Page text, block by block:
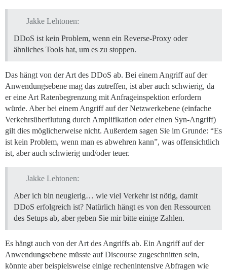
Jakke Lehtonen:
DDoS ist kein Problem, wenn ein Reverse-Proxy oder
ähnliches Tools hat, um es zu stoppen.
Das hängt von der Art des DDoS ab. Bei einem Angriff auf der
Anwendungsebene mag das zutreffen, ist aber auch schwierig, da
er eine Art Ratenbegrenzung mit Anfrageinspektion erfordern
würde. Aber bei einem Angriff auf der Netzwerkebene (einfache
Verkehrsüberflutung durch Amplifikation oder einen Syn-Angriff)
gilt dies möglicherweise nicht. Außerdem sagen Sie im Grunde: “Es
ist kein Problem, wenn man es abwehren kann”, was offensichtlich
ist, aber auch schwierig und/oder teuer.
Jakke Lehtonen:
Aber ich bin neugierig… wie viel Verkehr ist nötig, damit
DDoS erfolgreich ist? Natürlich hängt es von den Ressourcen
des Setups ab, aber geben Sie mir bitte einige Zahlen.
Es hängt auch von der Art des Angriffs ab. Ein Angriff auf der
Anwendungsebene müsste auf Discourse zugeschnitten sein,
könnte aber beispielsweise einige rechenintensive Abfragen wie